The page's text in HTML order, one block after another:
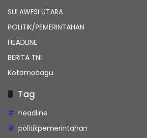
SULAWESI UTARA
POLITIK/PEMERINTAHAN
HEADLINE
BERITA TNI
Kotamobagu
Tag
headline
politikpemerintahan